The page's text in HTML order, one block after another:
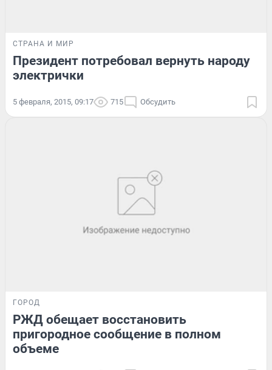
СТРАНА И МИР
Президент потребовал вернуть народу
электрички
5 февраля, 2015, 09:17 715 Обсудить
ГОРОД
РЖД обещает восстановить
пригородное сообщение в полном
объеме